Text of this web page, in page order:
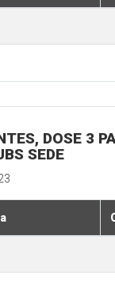
DOSE 3
SEDE